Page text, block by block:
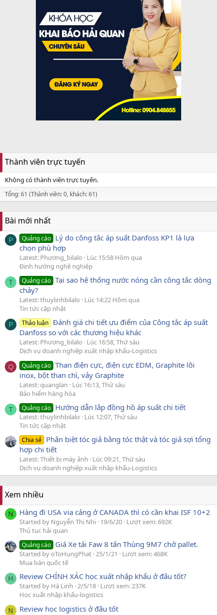
Thành viên trực tuyến
Không có thành viên trực tuyến.
Tổng: 61 (Thành viên: 0, khách: 61)
Bài mới nhất
P Quảng cáo Lý do công tắc áp suất Danfoss KP1 là lựa
chọn phù hợp
Latest: Phương_bilalo
Lúc 15:58 Hôm qua
Định hướng nghề nghiệp
T Quảng cáo Tại sao hệ thống nước nóng cần công tắc dòng
chảy?
Latest: thuylinhbilalo
Lúc 14:22 Hôm qua
Tin tức cập nhật
P Thảo luận Đánh giá chi tiết ưu điểm của Công tắc áp suất
Danfoss so với các thương hiệu khác
Latest: Phương_bilalo
Lúc 16:58, Thứ sáu
Dịch vụ doanh nghiệp xuất nhập khẩu-Logistics
Q Quảng cáo Than điện cực, điện cực EDM, Graphite lõi
inox, bột than chì, vảy Graphite
Latest: quanglan
Lúc 16:13, Thứ sáu
Bảo hiểm hàng hóa
T Quảng cáo Hướng dẫn lắp đồng hồ áp suất chi tiết
Latest: thuylinhbilalo
Lúc 12:07, Thứ sáu
Tin tức cập nhật
Chia sẻ Phân biệt tóc giả bằng tóc thật và tóc giả sợi tổng
hợp chi tiết
Latest: Thiết bị máy ảnh
Lúc 09:21, Thứ sáu
Dịch vụ doanh nghiệp xuất nhập khẩu-Logistics
Xem nhiều
N Hàng đi USA via cảng ở CANADA thì có cần khai ISF 10+2
Started by Nguyễn Thị Nhi 19/6/20 Lượt xem: 692K
Thủ tục hải quan
Quảng cáo Giá Xe tải Faw 8 tấn Thùng 9M7 chở pallet.
Started by oToHungPhat 25/1/21
Lượt xem: 468K
Mua bán quốc tế
H Review CHÍNH XÁC học xuất nhập khẩu ở đâu tốt?
Started by Hà Linh 2/5/18 Lượt xem: 237K
Học xuất nhập khẩu-logistics
N Review học logistics ở đâu tốt